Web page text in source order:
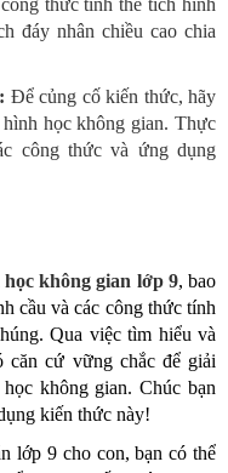
thức tính thể tích hình
đáy nhân chiều cao chia
Để củng cố kiến thức, hãy
học không gian. Thực
công thức và ứng dụng
không gian lớp 9, bao
cầu và các công thức tính
Qua việc tìm hiểu và
căn cứ vững chắc để giải
không gian. Chúc bạn
kiến thức này!
lớp 9 cho con, bạn có thể